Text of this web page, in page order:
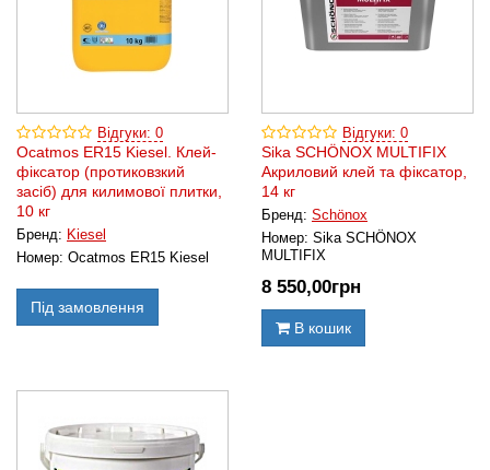
Відгуки: 0
Ocatmos ER15 Kiesel. Клей-
фіксатор (протиковзкий
засіб) для килимової плитки,
10 кг
Бренд: Kiesel
Номер: Ocatmos ER15 Kiesel
Під замовлення
Відгуки: 0
Sika SCHÖNOX MULTIFIX
Акриловий клей та фіксатор,
14 кг
Бренд: Schönox
Номер: Sika SCHÖNOX
MULTIFIX
8 550,00грн
В кошик